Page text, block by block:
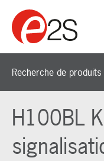
Recherche de produits
H100BL